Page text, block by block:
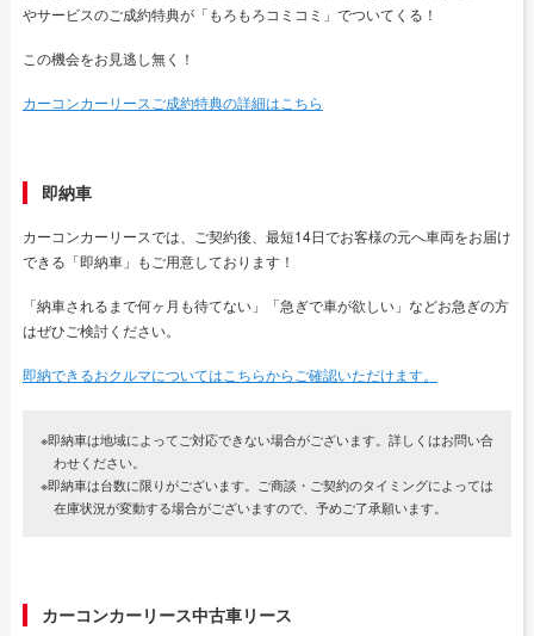
やサービスのご成約特典が「もろもろコミコミ」でついてくる！
この機会をお見逃し無く！
カーコンカーリースご成約特典の詳細はこちら
即納車
カーコンカーリースでは、ご契約後、最短14日でお客様の元へ車両をお届け
できる「即納車」もご用意しております！
「納車されるまで何ヶ月も待てない」「急ぎで車が欲しい」などお急ぎの方
はぜひご検討ください。
即納できるおクルマについてはこちらからご確認いただけます。
※即納車は地域によってご対応できない場合がございます。詳しくはお問い合
わせください。
※即納車は台数に限りがございます。ご商談・ご契約のタイミングによっては
在庫状況が変動する場合がございますので、予めご了承願います。
カーコンカーリース中古車リース